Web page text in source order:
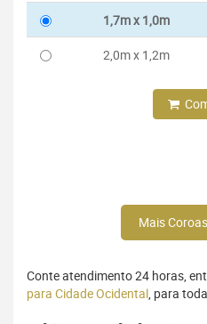
1,7m x 1,0m
2,0m x 1,2m
Mais
Conte atendimento 24 horas,
para Cidade Ocidental, para